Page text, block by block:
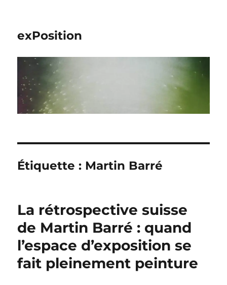
exPosition
Étiquette : Martin Barré
La rétrospective suisse
de Martin Barré : quand
l’espace d’exposition se
fait pleinement peinture